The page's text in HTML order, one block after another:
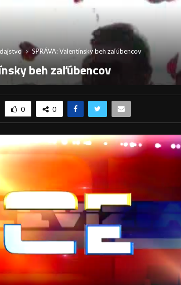
SPRÁVA: Valentínsky beh zaľúbencov
beh zaľúbencov
0 0